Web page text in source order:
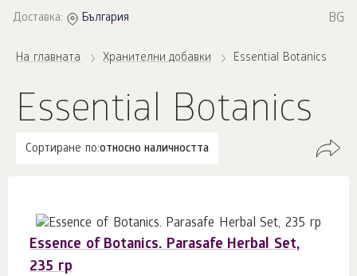
Доставка: България BG
На главната Хранителни добавки Essential Botanics
Essential Botanics
Сортиране по:относно наличността
Essence of Botanics. Parasafe Herbal Set,
235 гр